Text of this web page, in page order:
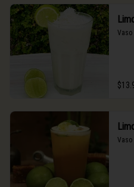
Vaso